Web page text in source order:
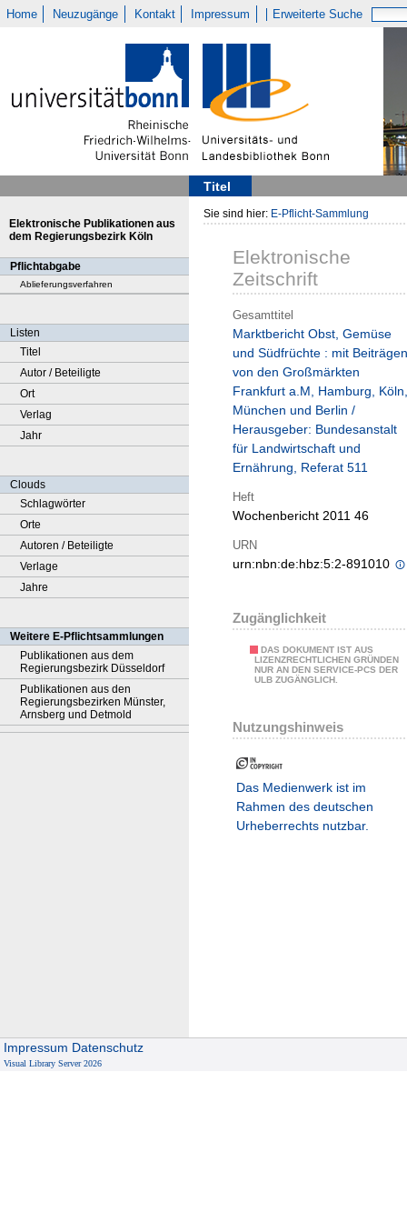
Home Neuzugänge Kontakt Impressum Erweiterte Suche
Titel
Elektronische Publikationen aus
dem Regierungsbezirk Köln
Pflichtabgabe
Ablieferungsverfahren
Listen
Titel
Autor / Beteiligte
Ort
Verlag
Jahr
Clouds
Schlagwörter
Orte
Autoren / Beteiligte
Verlage
Jahre
Weitere E-Pflichtsammlungen
Publikationen aus dem
Regierungsbezirk Düsseldorf
Publikationen aus den
Regierungsbezirken Münster,
Arnsberg und Detmold
Sie sind hier: E-Pflicht-Sammlung
Elektronische
Zeitschrift
Gesamttitel
Marktbericht Obst, Gemüse
und Südfrüchte : mit Beiträgen
von den Großmärkten
Frankfurt a.M, Hamburg, Köln,
München und Berlin /
Herausgeber: Bundesanstalt
für Landwirtschaft und
Ernährung, Referat 511
Heft
Wochenbericht 2011 46
URN
urn:nbn:de:hbz:5:2-891010
Zugänglichkeit
DAS DOKUMENT IST AUS
LIZENZRECHTLICHEN GRÜNDEN
NUR AN DEN SERVICE-PCS DER
ULB ZUGÄNGLICH.
Nutzungshinweis
Das Medienwerk ist im
Rahmen des deutschen
Urheberrechts nutzbar.
Impressum Datenschutz
Visual Library Server 2026